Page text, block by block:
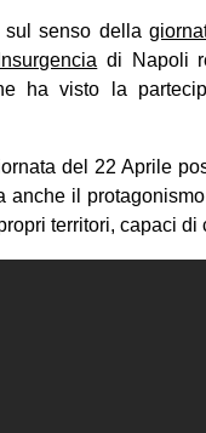
sul senso della
di Napoli
ha visto la
del 22 Aprile
anche il
territori, capaci di